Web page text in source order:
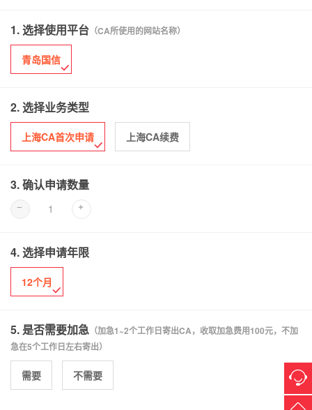
1. 选择使用平台 （CA所使用的网站名称）
青岛国信

2. 选择业务类型
上海CA首次申请

上海CA续费
3. 确认申请数量
 1 
4. 选择申请年限
12个月

5. 是否需要加急 （加急1~2个工作日寄出CA，收取加急费用100元，不加
急在5个工作日左右寄出）
需要 不需要